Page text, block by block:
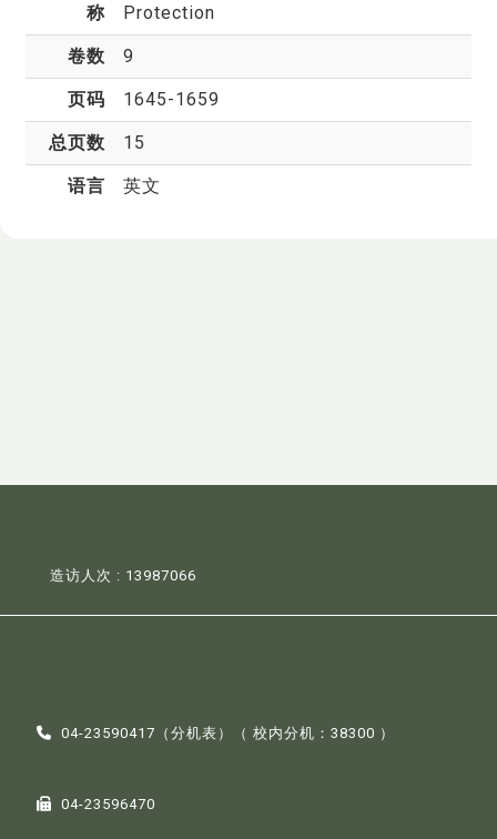
称
Protection
卷数 9
页码 1645-1659
总页数 15
语言 英文
造访人次 : 13987066
04-23590417（分机表 ）（ 校内分机：38300 ）
04-23596470